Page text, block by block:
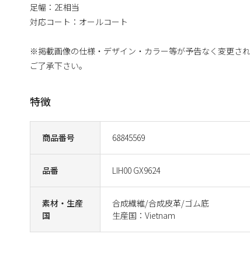
商品番号 68845569
品番 LIH00 GX9624
素材・生産
国
合成繊維/合成皮革/ゴム底
生産国：Vietnam
足幅：2E相当
対応コート：オールコート
※掲載画像の仕様・デザイン・カラー等が予告なく変更さ
ご了承下さい。
特徴